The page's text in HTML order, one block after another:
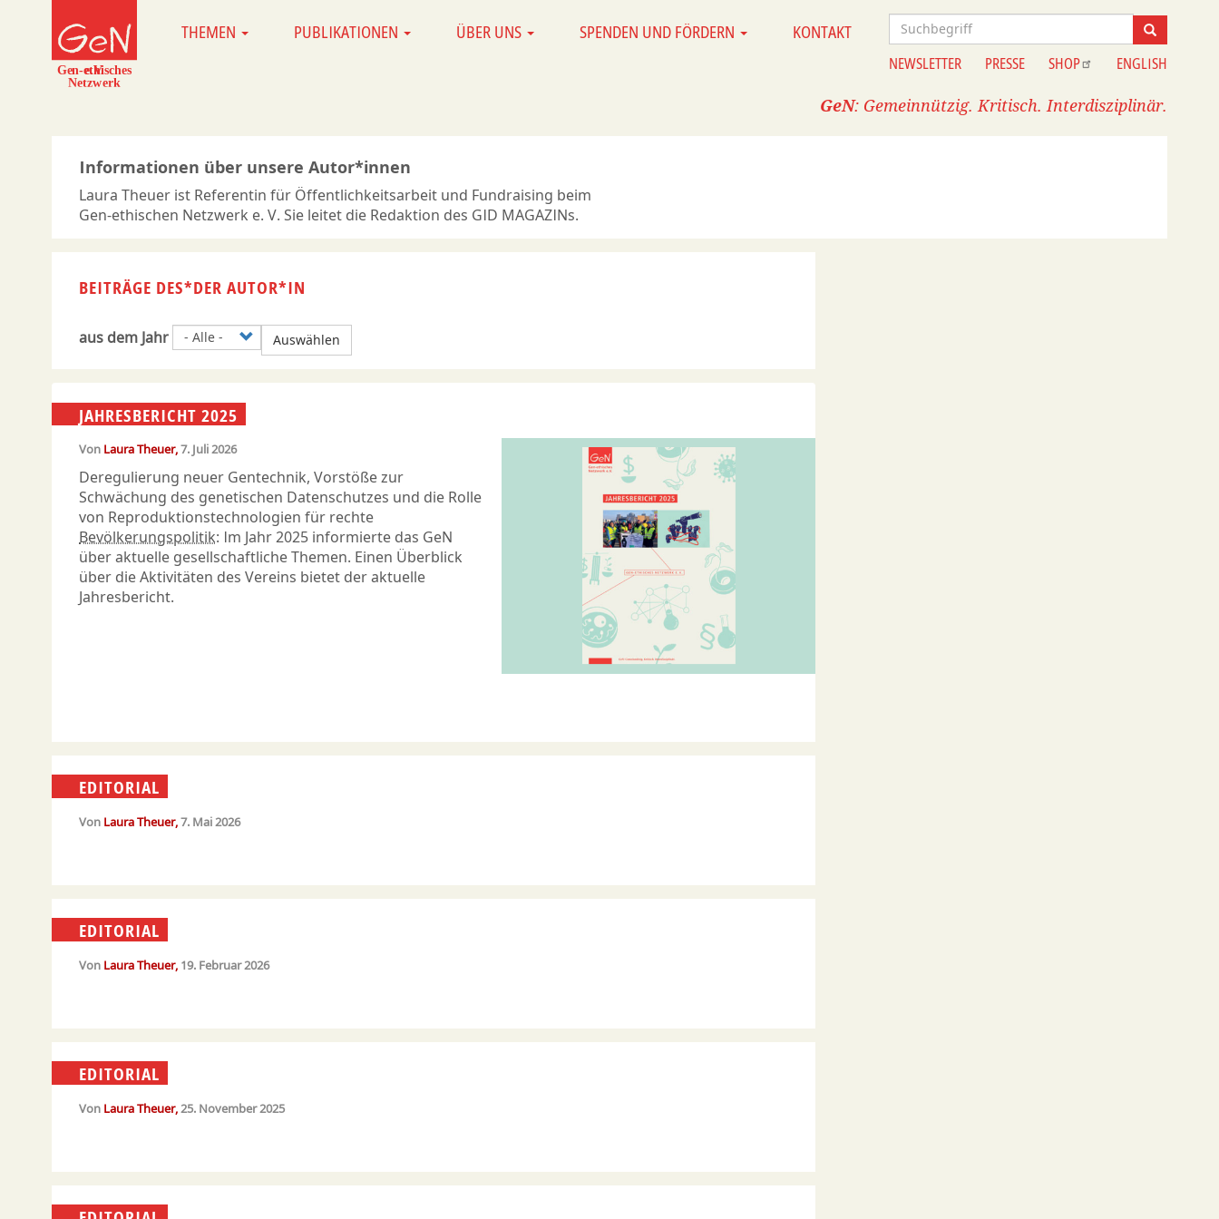
MAINTHEMEN PUBLIKATIONEN ÜBER UNS SPENDEN UND FÖRDERN KONTAKT Suche
Information
NEWSLETTER PRESSE SHOP ENGLISH
GeN: Gemeinnützig. Kritisch. Interdisziplinär.
Informationen über unsere Autor*innen
Laura Theuer ist Referentin für Öffentlichkeitsarbeit und Fundraising beim
Gen-ethischen Netzwerk e. V. Sie leitet die Redaktion des GID MAGAZINs.
BEITRÄGE DES*DER AUTOR*IN
aus dem Jahr Auswählen
JAHRESBERICHT 2025
Von Laura Theuer 7. Juli 2026
Deregulierung neuer Gentechnik, Vorstöße zur
Schwächung des genetischen Datenschutzes und die Rolle
von Reproduktionstechnologien für rechte
Bevölkerungspolitik: Im Jahr 2025 informierte das GeN
über aktuelle gesellschaftliche Themen. Einen Überblick
über die Aktivitäten des Vereins bietet der aktuelle
Jahresbericht.
EDITORIAL
Von Laura Theuer 7. Mai 2026
EDITORIAL
Von Laura Theuer 19. Februar 2026
EDITORIAL
Von Laura Theuer 25. November 2025